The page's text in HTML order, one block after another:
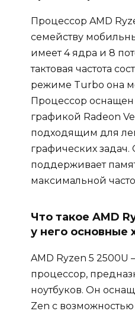
Процессор AMD
семейству
имеет 4 ядра и 8
тактовая частота
режиме Turbo она
Процессор
графикой Radeon
подходящим для
графических задач.
поддерживает
максимальной
Что такое AMD
у него основные
AMD Ryzen 5
процессор,
ноутбуков. Он
Zen с